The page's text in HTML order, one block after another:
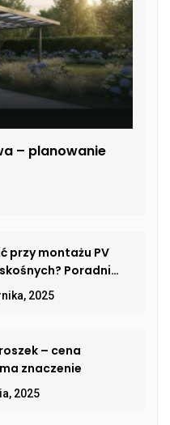
– planowanie
przy montażu PV
Poradnik
domów
2025
– cena
znaczenie
2025